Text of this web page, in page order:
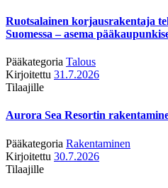
Ruotsalainen korjausrakentaja
Suomessa – asema
Pääkategoria Talous
Kirjoitettu 31.7.2026
Tilaajille
Aurora Sea Resortin
Pääkategoria Rakentaminen
Kirjoitettu 30.7.2026
Tilaajille